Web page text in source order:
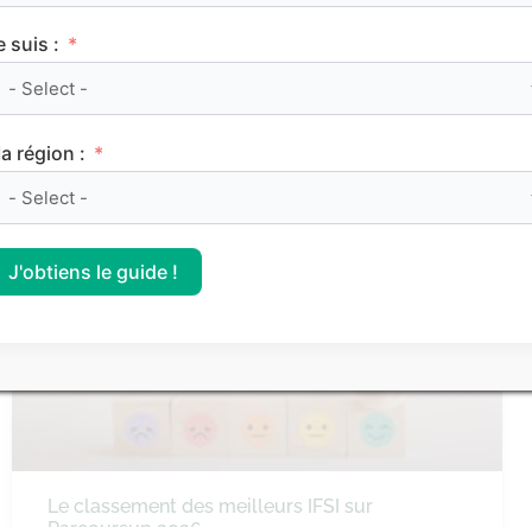
sur Parcoursup 2026
Le classement des meilleurs IFSI sur
suis :
région :
J'obtiens le guide !